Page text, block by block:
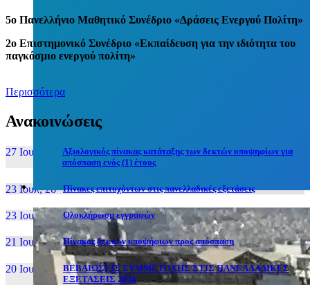
5o Πανελλήνιο Μαθητικό Συνέδριο «Δράσεις Ενεργού Πολίτη»
2ο Επιστημονικό Συνέδριο «Εκπαίδευση για την ιδιότητα του
παγκόσμιο ενεργού πολίτη»
Περισσότερα
Ανακοινώσεις
27 Ιουν, 26
Αξιολογικός πίνακας κατάταξης των δεκτών υποψηφίων για
απόσπαση ενός (1) έτους
23 Ιουλ, 26 Πίνακες επιτυχόντων στις πανελλαδικές εξετάσεις
23 Ιουλ, 26 Ολοκλήρωση εγγραφών
21 Ιουλ, 26 Πίνακας δεκτών υποψήφιων προς απόσπαση
20 Ιουλ, 26
ΒΕΒΑΙΩΣΕΙΣ ΣΥΜΜΕΤΟΧΗΣ ΣΤΙΣ ΠΑΝΕΛΛΑΔΙΚΕΣ
ΕΞΕΤΑΣΕΙΣ 2026